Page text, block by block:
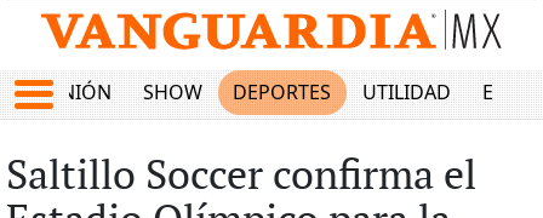
OPINIÓN SHOW DEPORTES UTILIDAD
Saltillo Soccer confirma el